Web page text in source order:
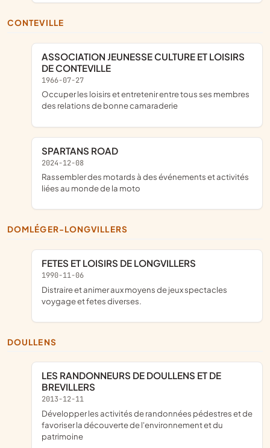
CONTEVILLE
ASSOCIATION JEUNESSE CULTURE ET LOISIRS
DE CONTEVILLE
1966-07-27
occuper les loisirs et entretenir entre tous ses membres
des relations de bonne camaraderie
SPARTANS ROAD
2024-12-08
rassembler des motards à des événements et activités
liées au monde de la moto
DOMLÉGER-LONGVILLERS
FETES ET LOISIRS DE LONGVILLERS
1990-11-06
distraire et animer aux moyens de jeux spectacles
voygage et fetes diverses.
DOULLENS
LES RANDONNEURS DE DOULLENS ET DE
BREVILLERS
2013-12-11
développer les activités de randonnées pédestres et de
favoriser la découverte de l'environnement et du
patrimoine